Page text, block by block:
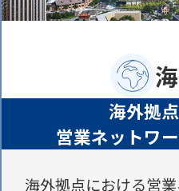
海外拠
営業ネットワ
海外拠点における営